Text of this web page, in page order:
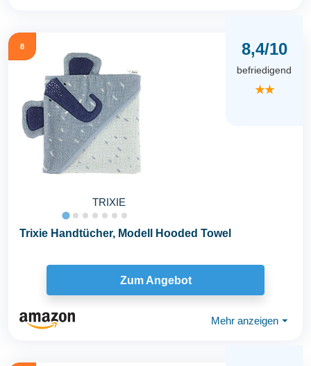
8
TRIXIE
8,4/10
befriedigend
★★
Trixie Handtücher, Modell Hooded Towel
Zum Angebot
Mehr anzeigen ⏷